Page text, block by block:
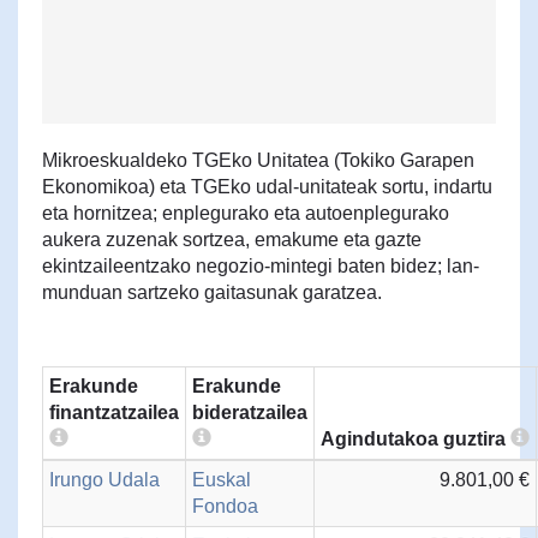
Mikroeskualdeko TGEko Unitatea (Tokiko Garapen
Ekonomikoa) eta TGEko udal-unitateak sortu, indartu
eta hornitzea; enplegurako eta autoenplegurako
aukera zuzenak sortzea, emakume eta gazte
ekintzaileentzako negozio-mintegi baten bidez; lan-
munduan sartzeko gaitasunak garatzea.
Erakunde
finantzatzailea
Erakunde
bideratzailea
Agindutakoa guztira
Irungo Udala
Euskal
Fondoa
9.801,00 €